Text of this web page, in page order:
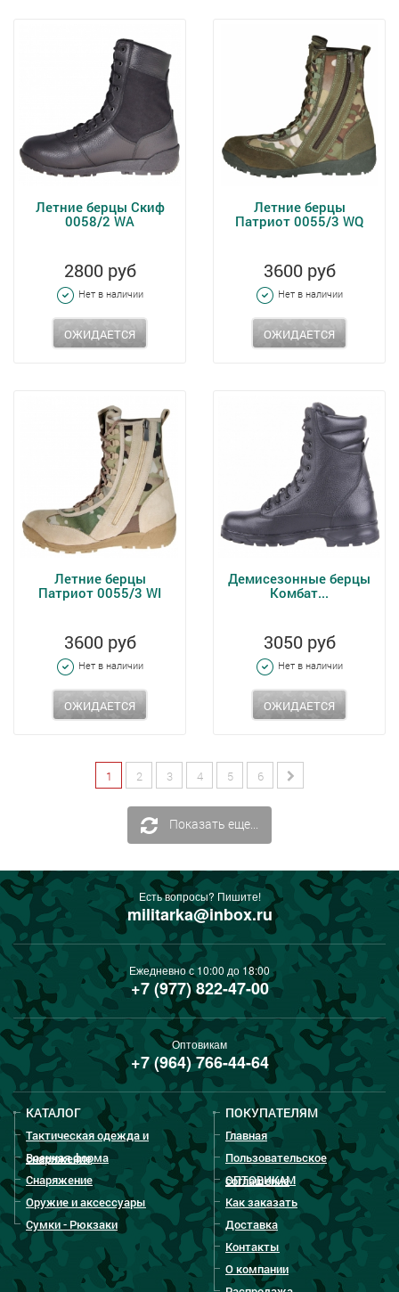
Летние берцы Скиф
0058/2 WA
2800 руб
Нет в наличии
ОЖИДАЕТСЯ
Летние берцы
Патриот 0055/3 WQ
3600 руб
Нет в наличии
ОЖИДАЕТСЯ
Летние берцы
Патриот 0055/3 WI
3600 руб
Нет в наличии
ОЖИДАЕТСЯ
Демисезонные берцы
Комбат...
3050 руб
Нет в наличии
ОЖИДАЕТСЯ
1 2 3 4 5 6
Показать еще...
Есть вопросы? Пишите!
militarka@inbox.ru
Ежедневно с 10:00 до 18:00
+7 (977) 822-47-00
Оптовикам
+7 (964) 766-44-64
КАТАЛОГ
Тактическая одежда и
снаряжение
Военная форма
Снаряжение
Оружие и аксессуары
Сумки - Рюкзаки
ПОКУПАТЕЛЯМ
Главная
Пользовательское
соглашение
ОПТОВИКАМ
Как заказать
Доставка
Контакты
О компании